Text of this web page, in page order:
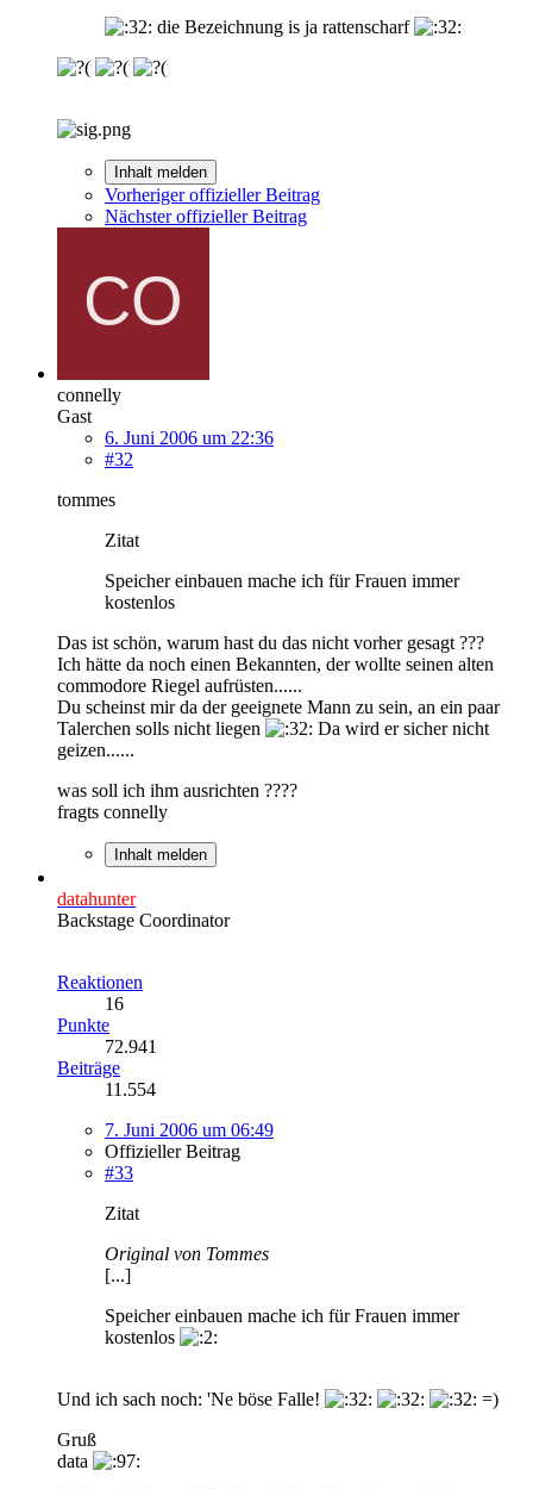
die Bezeichnung is ja rattenscharf
Inhalt melden
Vorheriger offizieller Beitrag
Nächster offizieller Beitrag
connelly
Gast
6. Juni 2006 um 22:36
#32
tommes
Zitat
Speicher einbauen mache ich für Frauen immer
kostenlos
Das ist schön, warum hast du das nicht vorher gesagt ???
Ich hätte da noch einen Bekannten, der wollte seinen alten
commodore Riegel aufrüsten......
Du scheinst mir da der geeignete Mann zu sein, an ein paar
Talerchen solls nicht liegen
Da wird er sicher nicht
geizen......
was soll ich ihm ausrichten ????
fragts connelly
Inhalt melden
datahunter
Backstage Coordinator
Reaktionen
16
Punkte
72.941
Beiträge
11.554
7. Juni 2006 um 06:49
Offizieller Beitrag
#33
Zitat
Original von Tommes
[...]
Speicher einbauen mache ich für Frauen immer
kostenlos
Und ich sach noch: 'Ne böse Falle!
=)
Gruß
data